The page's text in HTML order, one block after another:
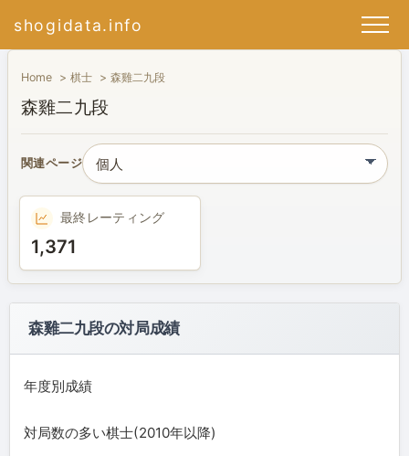
shogidata.info
Home 棋士 森雞二九段
森雞二九段
関連ページ
最終レーティング
1,371
森雞二九段の対局成績
年度別成績
対局数の多い棋士(2010年以降)